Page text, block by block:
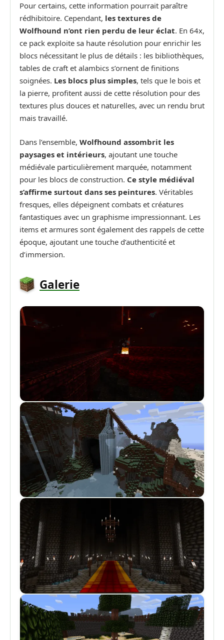
Pour certains, cette information pourrait paraître
rédhibitoire. Cependant, les textures de
Wolfhound n’ont rien perdu de leur éclat. En 64x,
ce pack exploite sa haute résolution pour enrichir les
blocs nécessitant le plus de détails : les bibliothèques,
tables de craft et alambics s’ornent de finitions
soignées. Les blocs plus simples, tels que le bois et
la pierre, profitent aussi de cette résolution pour des
textures plus douces et naturelles, avec un rendu brut
mais travaillé.
Dans l’ensemble, Wolfhound assombrit les
paysages et intérieurs, ajoutant une touche
médiévale particulièrement marquée, notamment
pour les blocs de construction. Ce style médiéval
s’affirme surtout dans ses peintures. Véritables
fresques, elles dépeignent combats et créatures
fantastiques avec un graphisme impressionnant. Les
items et armures sont également des rappels de cette
époque, ajoutant une touche d’authenticité et
d’immersion.
Galerie